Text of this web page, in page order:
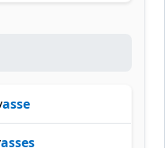
asse
asses